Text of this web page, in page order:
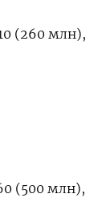
(260 млн),
(500 млн),